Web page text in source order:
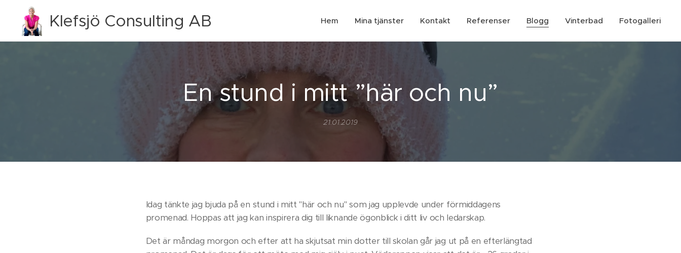
Klefsjö Consulting AB Hem Mina tjänster Kontakt Referenser Blogg Vinterbad Fotogalleri
En stund i mitt ”här och nu”
21.01.2019
Idag tänkte jag bjuda på en stund i mitt "här och nu" som jag upplevde under förmiddagens
promenad. Hoppas att jag kan inspirera dig till liknande ögonblick i ditt liv och ledarskap.
Det är måndag morgon och efter att ha skjutsat min dotter till skolan går jag ut på en efterlängtad